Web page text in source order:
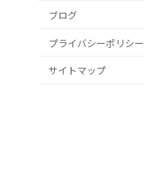
ブログ
プライバシーポリシー
サイトマップ